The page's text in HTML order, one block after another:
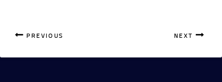
PREVIOUS NEXT